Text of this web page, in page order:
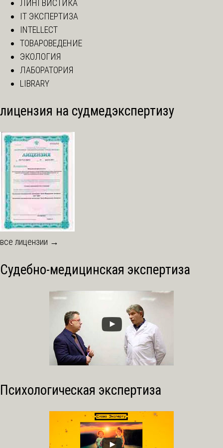
ЛИНГВИСТИКА
IT ЭКСПЕРТИЗА
INTELLECT
ТОВАРОВЕДЕНИЕ
ЭКОЛОГИЯ
ЛАБОРАТОРИЯ
LIBRARY
лицензия на судмедэкспертизу
все лицензии →
Судебно-медицинская экспертиза
Психологическая экспертиза